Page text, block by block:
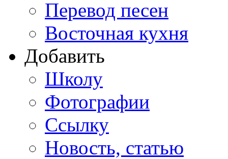
Перевод песен
Восточная кухня
Добавить
Школу
Фотографии
Ссылку
Новость, статью